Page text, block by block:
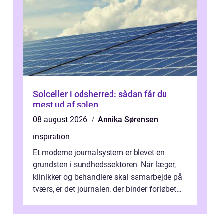
Solceller i odsherred: sådan får du
mest ud af solen
08 august 2026
Annika Sørensen
inspiration
Et moderne journalsystem er blevet en
grundsten i sundhedssektoren. Når læger,
klinikker og behandlere skal samarbejde på
tværs, er det journalen, der binder forløbet